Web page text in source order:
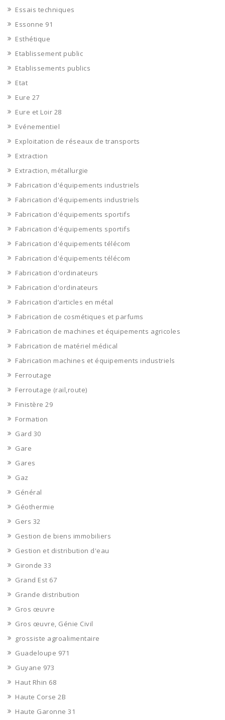
Essais techniques
Essonne 91
Esthétique
Etablissement public
Etablissements publics
Etat
Eure 27
Eure et Loir 28
Evénementiel
Exploitation de réseaux de transports
Extraction
Extraction, métallurgie
Fabrication d'équipements industriels
Fabrication d'équipements industriels
Fabrication d'équipements sportifs
Fabrication d'équipements sportifs
Fabrication d'équipements télécom
Fabrication d'équipements télécom
Fabrication d'ordinateurs
Fabrication d'ordinateurs
Fabrication d’articles en métal
Fabrication de cosmétiques et parfums
Fabrication de machines et équipements agricoles
Fabrication de matériel médical
Fabrication machines et équipements industriels
Ferroutage
Ferroutage (rail,route)
Finistère 29
Formation
Gard 30
Gare
Gares
Gaz
Général
Géothermie
Gers 32
Gestion de biens immobiliers
Gestion et distribution d'eau
Gironde 33
Grand Est 67
Grande distribution
Gros œuvre
Gros œuvre, Génie Civil
grossiste agroalimentaire
Guadeloupe 971
Guyane 973
Haut Rhin 68
Haute Corse 2B
Haute Garonne 31